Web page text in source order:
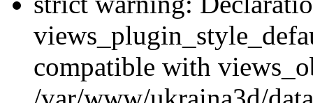
compatible with